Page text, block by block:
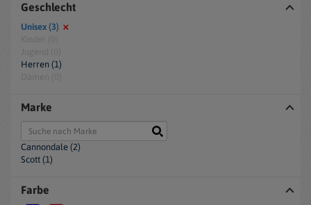
Geschlecht
Unisex (3)
Herren (1)
Marke
Cannondale (2)
Scott (1)
Farbe